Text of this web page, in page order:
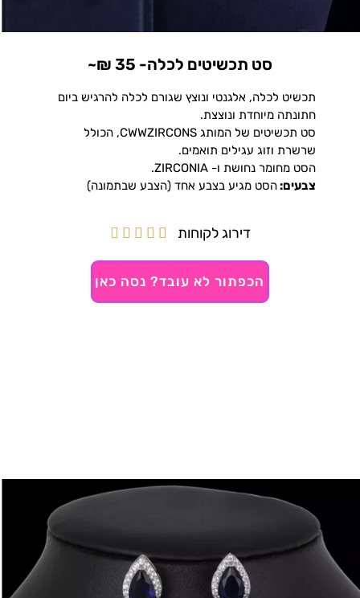
סט תכשיטים לכלה- 35 ₪~
תכשיט לכלה, אלגנטי ונוצץ שגורם לכלה להרגיש ביום
חתונתה מיוחדת ונוצצת.
סט תכשיטים של המותג CWWZIRCONS, הכולל
שרשרת וזוג עגילים תואמים.
הסט מחומר נחושת ו- ZIRCONIA.
צבעים:הסט מגיע בצבע אחד (הצבע שבתמונה)
דירוג לקוחות 




הכפתור לא עובד? נסה כאן